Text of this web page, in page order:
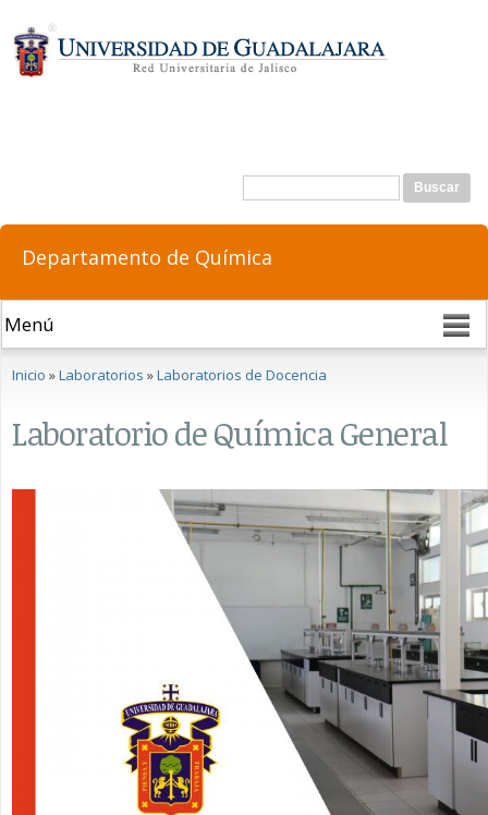
principal
Formulario de búsqueda
Buscar
Departamento de Química
Se encuentra usted aquí
Inicio »Laboratorios »Laboratorios de Docencia
Laboratorio de Química General